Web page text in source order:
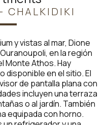
CHALKIDIKI
y vistas al mar, Dione
en la región
Monte Athos. Hay
disponible en el sitio. El
de pantalla plana con
incluyen una terraza
o al jardín. También
equipada con horno.